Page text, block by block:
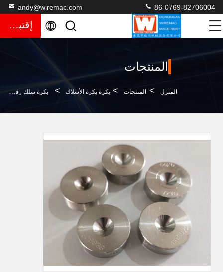
andy@wiremac.com 86-0769-82706004
إقتباس
المنتجات
المنزل > المنتجات > بكرة بكرة الأسلاك > بكرة سلك رفيعة متينة من Wiremac يموت الماس مقاس 0.0895 مم